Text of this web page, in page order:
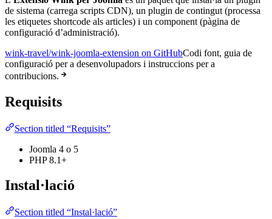
de sistema (carrega scripts CDN), un plugin de contingut (processa
les etiquetes shortcode als articles) i un component (pàgina de
configuració d’administració).
wink-travel/wink-joomla-extension on GitHubCodi font, guia de
configuració per a desenvolupadors i instruccions per a
contribucions.
Requisits
Section titled “Requisits”
Joomla 4 o 5
PHP 8.1+
Instal·lació
Section titled “Instal·lació”